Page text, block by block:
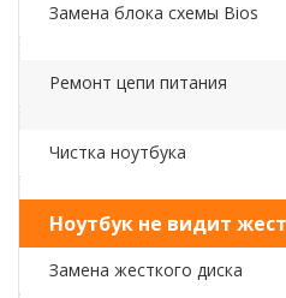
Замена блока схемы Bios
Ремонт цепи питания
Чистка ноутбука
Ноутбук не видит
Замена жесткого диска